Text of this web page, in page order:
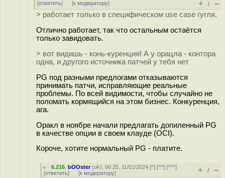
[ответить] [к модератору] + / –
> работает только в специфическом use case гугля.
Отлично работает, так что остальным остаётся
только завидовать.
> вот видишь - конь-куренция! А у орацла - контора
одна, и другого источника патчей у тебя нет
PG под разными предлогами отказываются
принимать патчи, исправляющие реальные
проблемы. По всей видимости, чтобы случайно не
поломать кормящийся на этом бизнес. Конкуренция,
ага.
Оракл в ноябре начали предлагать допиленный PG
в качестве опции в своем клауде (OCI).
Короче, хотите нормальный PG - платите.
6.216 ,bOOster(ok), 06:25, 11/01/2024 [^] [^^] [^^^]
[ответить] [к модератору] + / –